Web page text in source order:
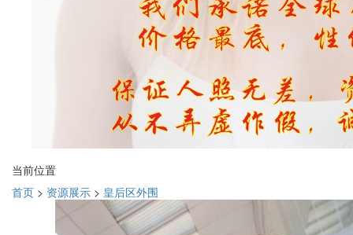
当前位置
首页 > 资源展示 > 皇后区外围